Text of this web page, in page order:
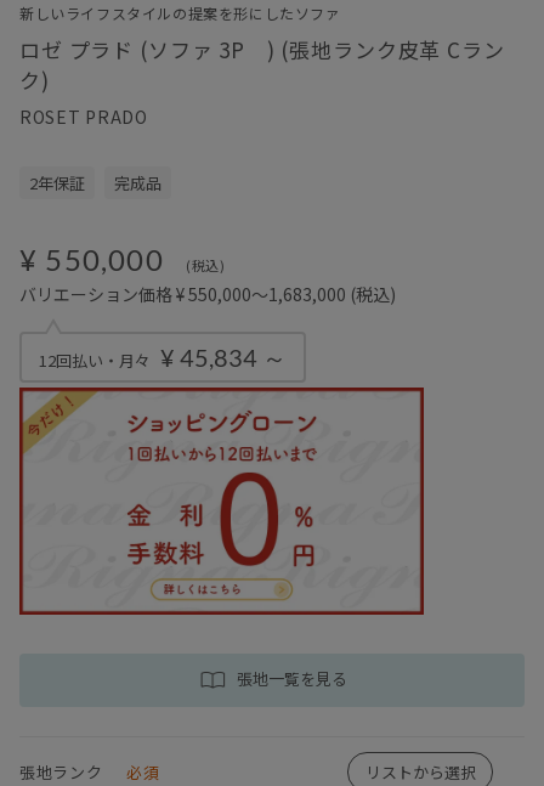
新しいライフスタイルの提案を形にしたソファ
ロゼ プラド (ソファ 3P ) (張地ランク皮革 Cラン
ク)
ROSET PRADO
2年保証 完成品
¥ 550,000 (税込)
バリエーション価格 ¥ 550,000～1,683,000 (税込)
12回払い・月々 ¥ 45,834 ～
張地一覧を見る
張地ランク 必須 リストから選択